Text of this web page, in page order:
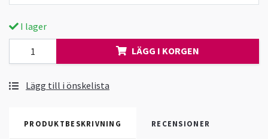
I lager
LÄGG I KORGEN
Lägg till i önskelista
PRODUKTBESKRIVNING RECENSIONER